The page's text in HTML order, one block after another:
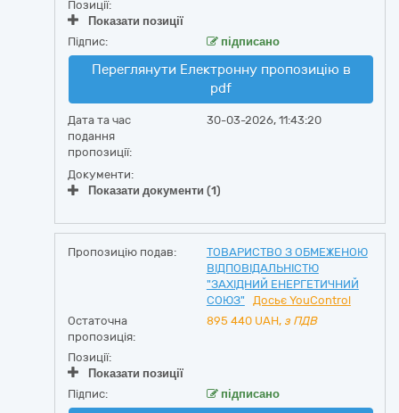
Позиції:
Показати позиції
Підпис:
підписано
Переглянути Електронну пропозицію в
pdf
Дата та час
подання
пропозиції:
30-03-2026, 11:43:20
Документи:
Показати документи (1)
Пропозицію подав:
ТОВАРИСТВО З ОБМЕЖЕНОЮ
ВІДПОВІДАЛЬНІСТЮ
"ЗАХІДНИЙ ЕНЕРГЕТИЧНИЙ
СОЮЗ"
Досьє YouControl
Остаточна
пропозиція:
895 440 UAH, з ПДВ
Позиції:
Показати позиції
Підпис:
підписано